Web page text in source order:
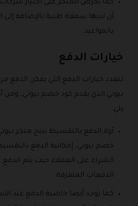
كما يحرص المتجر على اختيار
أن لديها سمعة طبية بالإضافة إلى
بالمواعيد.
خيارات الدفع
تتعدد خيارات الدفع التي يمكن الدفع
بيوتي الذي يقدم كود خصم بيوتي، ومن
يلي:
أولا الدفع بالتقسيط يتيح متجر
خصم بيوتي، إمكانية الدفع
الشراء على العملاء حيث يتم
الدفعات المتفرقة.
كما توجد أيضا خاصية الدفع عند